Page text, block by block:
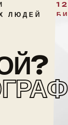
ЛЮДЕЙ